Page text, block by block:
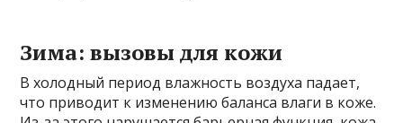
Зима: вызовы для кожи
В холодный период влажность воздуха падает,
что приводит к изменению баланса влаги в коже.